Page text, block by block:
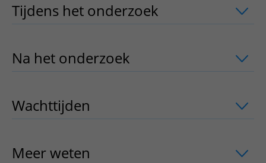
Tijdens het onderzoek uitklapper, klik
Na het onderzoek uitklapper, klik om
Wachttijden uitklapper, klik om te
Meer weten uitklapper, klik om te